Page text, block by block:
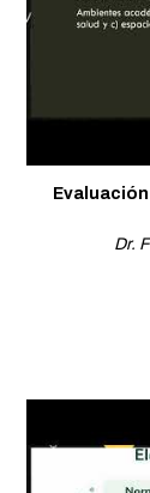
Dr.